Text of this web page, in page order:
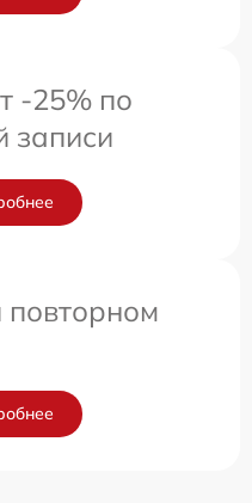
-25% по
записи